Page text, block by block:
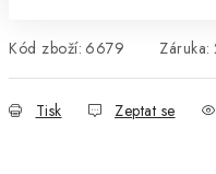
Kód zboží: 6679 Záruka:
Tisk Zeptat se